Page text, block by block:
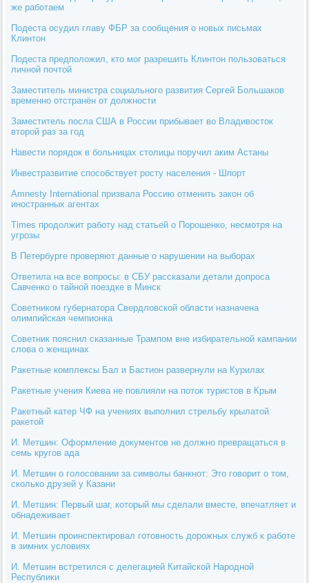
же работаем
Подеста осудил главу ФБР за сообщения о новых письмах
Клинтон
Подеста предположил, кто мог разрешить Клинтон пользоваться
личной почтой
Заместитель министра социального развития Сергей Большаков
временно отстранён от должности
Заместитель посла США в России прибывает во Владивосток
второй раз за год
Навести порядок в больницах столицы поручил аким Астаны
Инвестразвитие способствует росту населения - Шпорт
Amnesty International призвала Россию отменить закон об
иностранных агентах
Times продолжит работу над статьей о Порошенко, несмотря на
угрозы
В Петербурге проверяют данные о нарушении на выборах
Ответила на все вопросы: в СБУ рассказали детали допроса
Савченко о тайной поездке в Минск
Советником губернатора Свердловской области назначена
олимпийская чемпионка
Советник пояснил сказанные Трампом вне избирательной кампании
слова о женщинах
Ракетные комплексы Бал и Бастион развернули на Курилах
Ракетные учения Киева не повлияли на поток туристов в Крым
Ракетный катер ЧФ на учениях выполнил стрельбу крылатой
ракетой
И. Метшин: Оформление документов не должно превращаться в
семь кругов ада
И. Метшин о голосовании за символы банкнот: Это говорит о том,
сколько друзей у Казани
И. Метшин: Первый шаг, который мы сделали вместе, впечатляет и
обнадеживает
И. Метшин проинспектировал готовность дорожных служб к работе
в зимних условиях
И. Метшин встретился с делегацией Китайской Народной
Республики